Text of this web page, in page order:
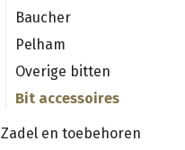
Baucher
Pelham
Overige bitten
Bit accessoires
Zadel en toebehoren